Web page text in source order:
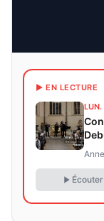
▶ EN LECTURE
LUN.
Écouter